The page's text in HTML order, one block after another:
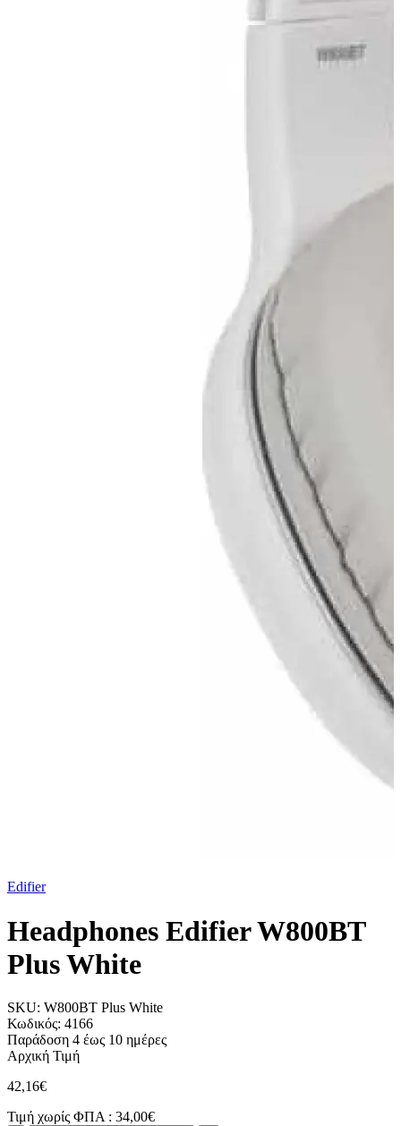
Edifier
Headphones Edifier W800BT
Plus White
SKU: W800BT Plus White
Κωδικός: 4166
Παράδοση 4 έως 10 ημέρες
Αρχική Τιμή
42,16€
Τιμή χωρίς ΦΠΑ : 34,00€